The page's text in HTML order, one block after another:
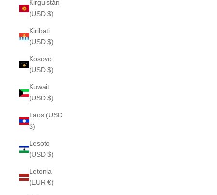
Kirguistán
(USD $)
Kiribati
(USD $)
Kosovo
(USD $)
Kuwait
(USD $)
Laos (USD
$)
Lesoto
(USD $)
Letonia
(EUR €)